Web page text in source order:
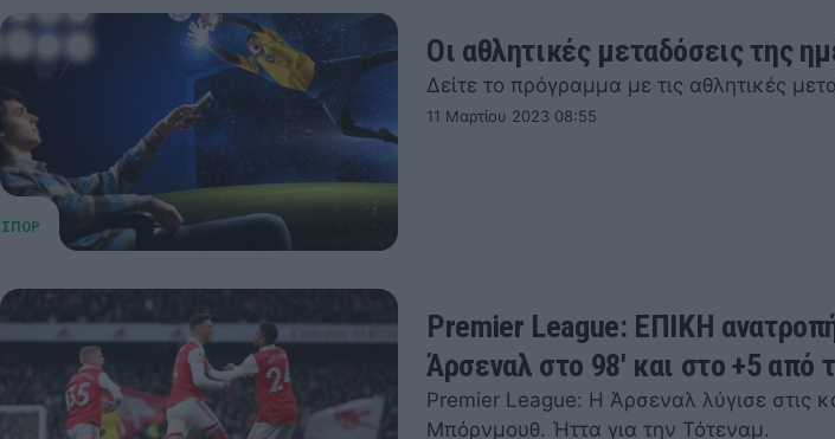
Οι αθλητικές μεταδόσεις της
Δείτε το πρόγραμμα με τις αθλητικές
11 Μαρτίου 2023 08:55
Premier League: ΕΠΙΚΗ
Άρσεναλ στο 98' και στο +5 από
Premier League: Η Άρσεναλ λύγισε στις
Μπόρνμουθ. Ήττα για την Τότεναμ.